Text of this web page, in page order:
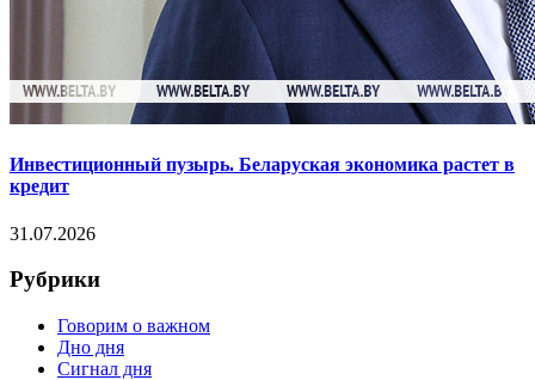
Инвестиционный пузырь. Беларуская экономика растет в
кредит
31.07.2026
Рубрики
Говорим о важном
Дно дня
Сигнал дня